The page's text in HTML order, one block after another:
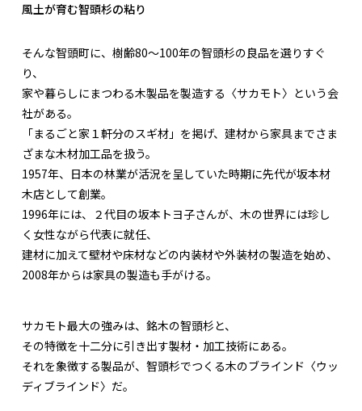
風土が育む智頭杉の粘り
そんな智頭町に、樹齢80～100年の智頭杉の良品を選りすぐ
り、
家や暮らしにまつわる木製品を製造する〈サカモト〉という会
社がある。
「まるごと家１軒分のスギ材」を掲げ、建材から家具までさま
ざまな木材加工品を扱う。
1957年、日本の林業が活況を呈していた時期に先代が坂本材
木店として創業。
1996年には、２代目の坂本トヨ子さんが、木の世界には珍し
く女性ながら代表に就任、
建材に加えて壁材や床材などの内装材や外装材の製造を始め、
2008年からは家具の製造も手がける。
サカモト最大の強みは、銘木の智頭杉と、
その特徴を十二分に引き出す製材・加工技術にある。
それを象徴する製品が、智頭杉でつくる木のブラインド〈ウッ
ディブラインド〉だ。